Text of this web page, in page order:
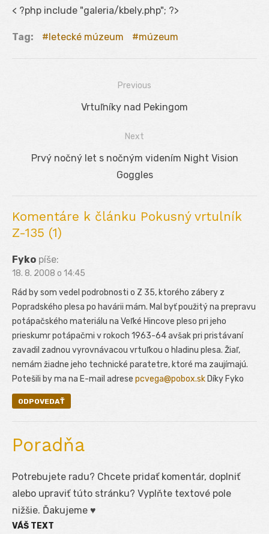
< ?php include "galeria/kbely.php"; ?>
Tag: letecké múzeum múzeum
Navigácia
Previous
Previous
Vrtuľníky nad Pekingom
Next
NextPrvý nočný let s nočným videním Night Vision
Goggles
Komentáre k článku Pokusný vrtulník
Z-135 (1)
Fyko píše:
18. 8. 2008 o 14:45
Rád by som vedel podrobnosti o Z 35, ktorého zábery z
Popradského plesa po havárii mám. Mal byť použitý na prepravu
potápačského materiálu na Veľké Hincove pleso pri jeho
prieskumr potápačmi v rokoch 1963-64 avšak pri pristávaní
zavadil zadnou vyrovnávacou vrtuľkou o hladinu plesa. Žiaľ,
nemám žiadne jeho technické paratetre, ktoré ma zaujímajú.
Potešili by ma na E-mail adrese pcvega@pobox.sk Díky Fyko
ODPOVEDAŤ
Poradňa
Potrebujete radu? Chcete pridať komentár, doplniť
alebo upraviť túto stránku? Vyplňte textové pole
nižšie. Ďakujeme ♥
VÁŠ TEXT